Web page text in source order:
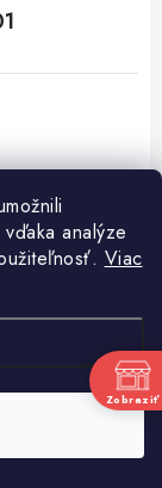
analýze
Viac
vyhradené.
Zobraziť